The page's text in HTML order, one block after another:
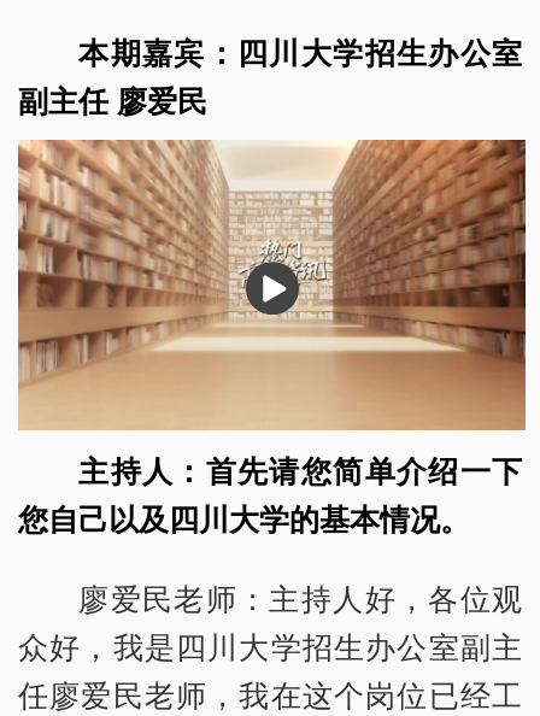
本期嘉宾：四川大学招生办公室
副主任 廖爱民
播
放
主持人：首先请您简单介绍一下
您自己以及四川大学的基本情况。
廖爱民老师：主持人好，各位观
众好，我是四川大学招生办公室副主
任廖爱民老师，我在这个岗位已经工